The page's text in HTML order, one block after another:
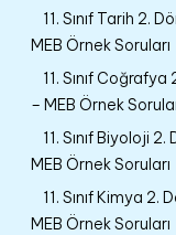
11. Sınıf Tarih 2.
MEB Örnek Soruları
11. Sınıf
– MEB Örnek
11. Sınıf Biyoloji
MEB Örnek Soruları
11. Sınıf Kimya 2.
MEB Örnek Soruları